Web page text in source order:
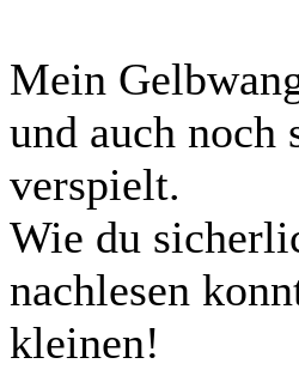
Mein
und auch noch
verspielt.
Wie du
nachlesen
kleinen!